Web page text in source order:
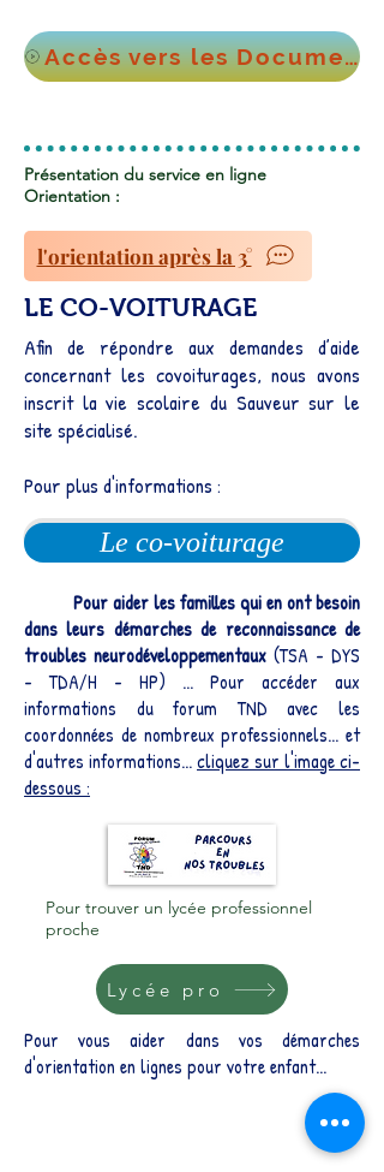
Accès vers les Documents pour le voyage en Angleterre
Présentation du service en ligne
Orientation :
l'orientation après la 3°
LE CO-VOITURAGE
Afin de répondre aux demandes d’aide
concernant les covoiturages, nous avons
inscrit la vie scolaire du Sauveur sur le
site spécialisé.
Pour plus d'informations :
Le co-voiturage
Pour aider les familles qui en ont besoin
dans leurs démarches de reconnaissance de
troubles neurodéveloppementaux (TSA - DYS
- TDA/H - HP) ... Pour accéder aux
informations du forum TND avec les
coordonnées de nombreux professionnels... et
d'autres informations...cliquez sur l'image ci-
dessous :
Pour trouver un lycée professionnel
proche
Lycée pro
Pour vous aider dans vos démarches
d'orientation en lignes pour votre enfant...